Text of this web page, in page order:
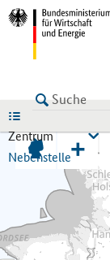
Zentrum
Nebenstelle+